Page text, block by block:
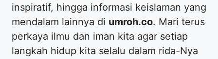
inspiratif, hingga informasi keislaman yang
mendalam lainnya di umroh.co. Mari terus
perkaya ilmu dan iman kita agar setiap
langkah hidup kita selalu dalam rida-Nya